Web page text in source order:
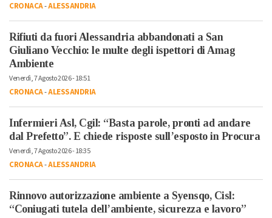
CRONACA-ALESSANDRIA
Rifiuti da fuori Alessandria abbandonati a San
Giuliano Vecchio: le multe degli ispettori di Amag
Ambiente
Venerdì, 7 Agosto 2026 - 18:51
CRONACA-ALESSANDRIA
Infermieri Asl, Cgil: “Basta parole, pronti ad andare
dal Prefetto”. E chiede risposte sull’esposto in Procura
Venerdì, 7 Agosto 2026 - 18:35
CRONACA-ALESSANDRIA
Rinnovo autorizzazione ambiente a Syensqo, Cisl:
“Coniugati tutela dell’ambiente, sicurezza e lavoro”